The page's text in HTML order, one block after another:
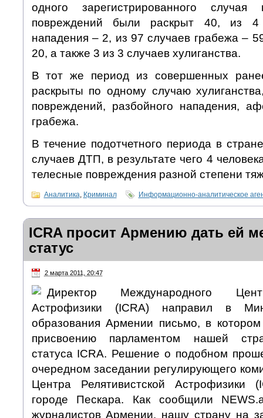
одного зарегистрированного случая
повреждений были раскрыт 40, из 4
нападения – 2, из 97 случаев грабежа –
20, а также 3 из 3 случаев хулиганства.
В тот же период из совершенных
раскрыты по одному случаю
повреждений, разбойного нападения,
грабежа.
В течение подотчетного периода в
случаев ДТП, в результате чего 4
телесные повреждения разной степени
Аналитика Криминал Информационно-аналитическое
ICRA просит Армению дать ей
статус
2 марта 2011, 20:47
Директор Международного
Астрофизики (ICRA) направил в
образования Армении письмо, в
присвоению парламентом нашей
статуса ICRA. Решение о подобном
очередном заседании регулирующего
Центра Релятивистской Астрофизики
городе Пескара. Как сообщили
журналистов Армении, нашу страну на